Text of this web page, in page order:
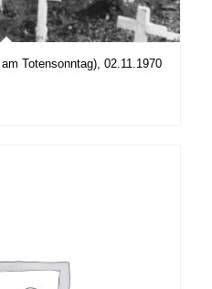
Totensonntag), 02.11.1970